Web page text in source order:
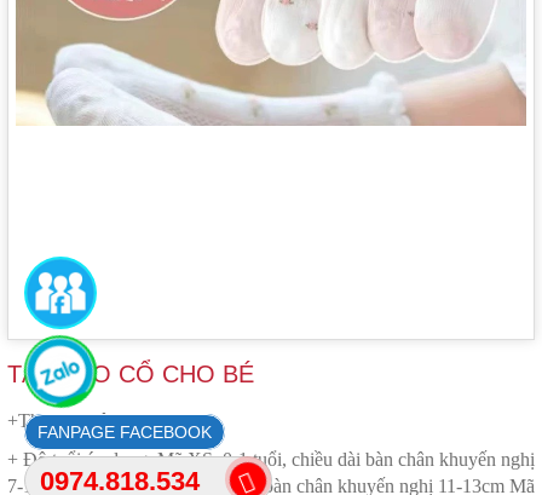
TẤT CAO CỔ CHO BÉ
+Thương hiệu: Panman
+ Độ tuổi áp dụng: Mã XS: 0-1 tuổi, chiều dài bàn chân khuyến nghị
7-10cm Mã S: 1-3 tuổi, chiều dài bàn chân khuyến nghị 11-13cm Mã
0974.818.534
FACEBOOK